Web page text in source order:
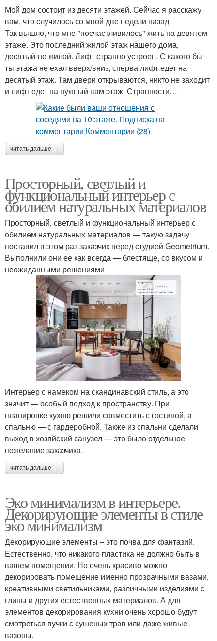
Мой дом состоит из десяти этажей. Сейчас я расскажу
вам, что случилось со мной две недели назад.
Так вышло, что мне "посчастливилось" жить на девятом
этаже. Это последний жилой этаж нашего дома,
десятый-не жилой. Лифт странно устроен. С какого бы
ты этажа не ехал вверх/вниз, сперва лифт едет на
десятый этаж. Там двери открываются, никто не заходит
и лифт едет на нужный вам этаж. Странности…
читать дальше →
Просторный, светлый и
функциональный интерьер с
обилием натуральных материалов
Просторный, светлый и функциональный интерьер с
обилием натуральных материалов — такую задачу
поставил в этом раз заказчик перед студией Geometrium.
Выполнили они ее как всегда — блестяще, со вкусом и
неожиданными решениями
Интерьер с намеком на скандинавский стиль, а это
значит — особый подход к пространству. При
планировке кухню решили совместить с гостиной, а
спальню — с гардеробной. Также из спальни сделали
выход в хозяйский санузел — это было отдельное
пожелание заказчика.
читать дальше →
Эко минимализм в интерьере.
Декорирующие элементы в стиле
эко минимализм
Декорирующие элементы – это почва для фантазий.
Естественно, что никакого пластика не должно быть в
вашем помещении. Но очень красиво можно
декорировать помещение именно прозрачными вазами,
креативными светильниками, различными изделиями с
глины и других естественных материалов. А для
элементов декорирования кухни очень хорошо будут
смотреться пучки с сушеных трав или даже живые
вазоны.